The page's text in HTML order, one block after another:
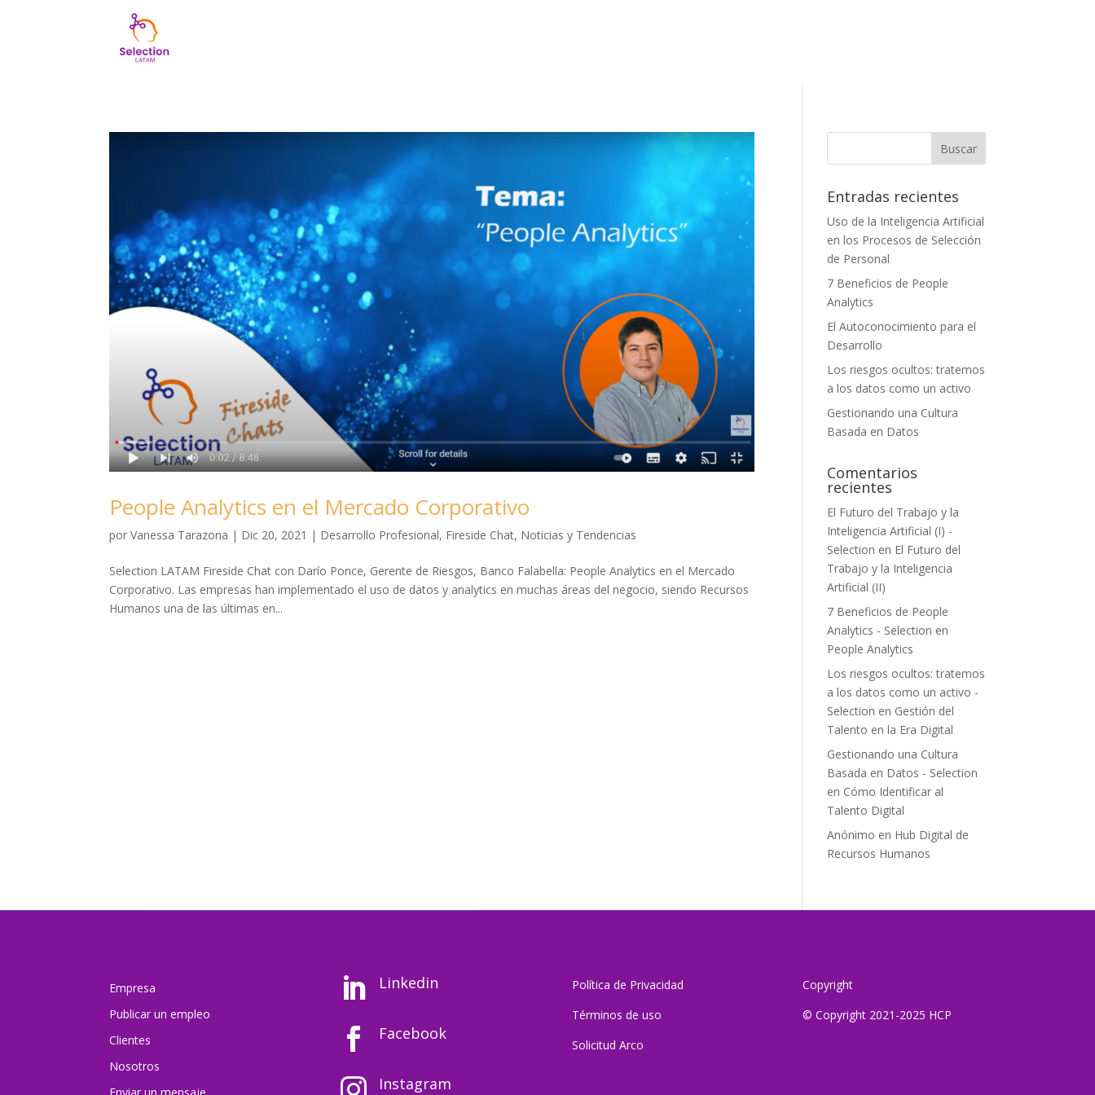
People Analytics en el Mercado Corporativo
porVanessa Tarazona | Dic 20, 2021 | Desarrollo Profesional, Fireside Chat, Noticias y Tendencias
Selection LATAM Fireside Chat con Darío Ponce, Gerente de Riesgos, Banco Falabella: People Analytics en el Mercado
Corporativo. Las empresas han implementado el uso de datos y analytics en muchas áreas del negocio, siendo Recursos
Humanos una de las últimas en...
Entradas recientes
Uso de la Inteligencia Artificial
en los Procesos de Selección
de Personal
7 Beneficios de People
Analytics
El Autoconocimiento para el
Desarrollo
Los riesgos ocultos: tratemos
a los datos como un activo
Gestionando una Cultura
Basada en Datos
Comentarios
recientes
El Futuro del Trabajo y la
Inteligencia Artificial (I) -
Selection en El Futuro del
Trabajo y la Inteligencia
Artificial (II)
7 Beneficios de People
Analytics - Selection en
People Analytics
Los riesgos ocultos: tratemos
a los datos como un activo -
Selection en Gestión del
Talento en la Era Digital
Gestionando una Cultura
Basada en Datos - Selection
en Cómo Identificar al
Talento Digital
Anónimo en Hub Digital de
Recursos Humanos
Empresa
Publicar un empleo
Clientes
Nosotros
 Linkedin
 Facebook
 Instagram
Política de Privacidad
Términos de uso
Solicitud Arco
Copyright
© Copyright 2021-2025 HCP